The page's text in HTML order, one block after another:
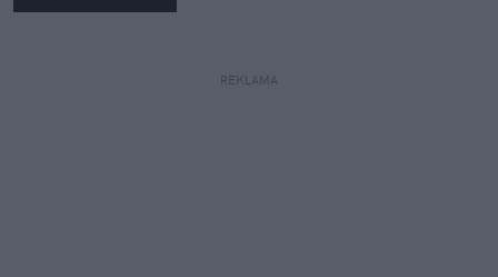
REKLAMA